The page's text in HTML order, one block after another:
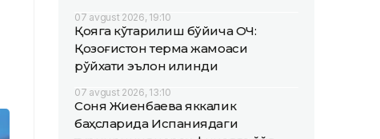
07 avgust 2026, 19:10
Қояга кўтарилиш бўйича ОЧ:
Қозоғистон терма жамоаси
рўйхати эълон қилинди
07 avgust 2026, 13:10
Соня Жиенбаева яккалик
баҳсларида Испаниядаги